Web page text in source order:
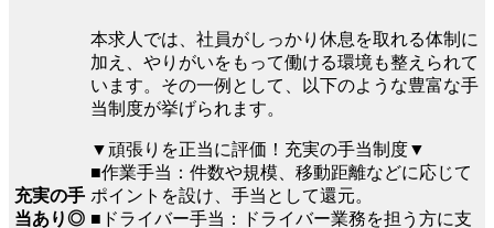
充実の手
当あり◎
本求人では、社員がしっかり休息を取れる体制に
加え、やりがいをもって働ける環境も整えられて
います。その一例として、以下のような豊富な手
当制度が挙げられます。
▼頑張りを正当に評価！充実の手当制度▼
■作業手当：件数や規模、移動距離などに応じて
ポイントを設け、手当として還元。
■ドライバー手当：ドライバー業務を担う方に支